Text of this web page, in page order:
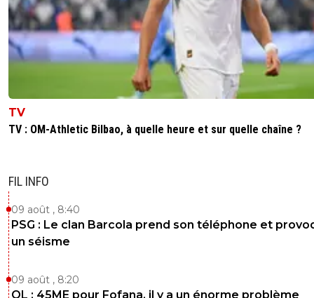
TV
TV : OM-Athletic Bilbao, à quelle heure et sur quelle chaîne ?
FIL INFO
09 août , 8:40
PSG : Le clan Barcola prend son téléphone et
un séisme
09 août , 8:20
OL : 45ME pour Fofana, il y a un énorme problème